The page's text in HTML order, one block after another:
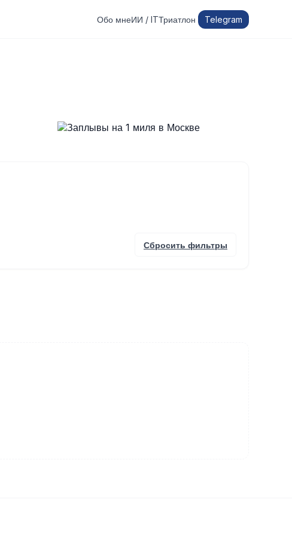
Обо мнеИИ / ITТриатлон Telegram
Сбросить фильтры